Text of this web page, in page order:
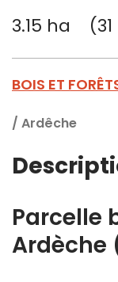
3.15 ha (31
BOIS ET
/ Ardêche
Parcelle
Ardèche